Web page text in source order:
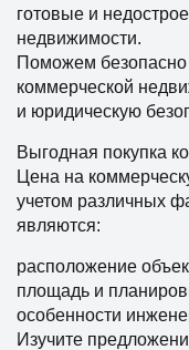
готовые и
недвижимости.
Поможем
коммерческой
и юридическую
Выгодная покупка
Цена на
учетом различных
являются:
расположение
площадь и
особенности
Изучите